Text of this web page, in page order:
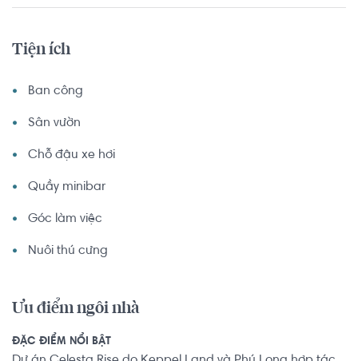
Tiện ích
Ban công
Sân vườn
Chỗ đậu xe hơi
Quầy minibar
Góc làm việc
Nuôi thú cưng
Ưu điểm ngôi nhà
ĐẶC ĐIỂM NỔI BẬT